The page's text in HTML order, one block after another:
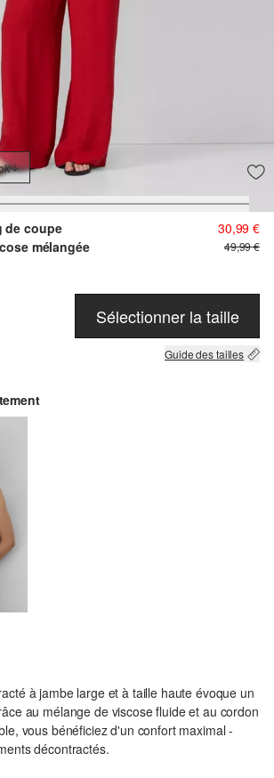
de coupe
mélangée
30,99 €
49,99 €
Sélectionner la taille
Guide des tailles
à jambe large et à taille haute évoque un
au mélange de viscose fluide et au cordon
vous bénéficiez d'un confort maximal -
décontractés.